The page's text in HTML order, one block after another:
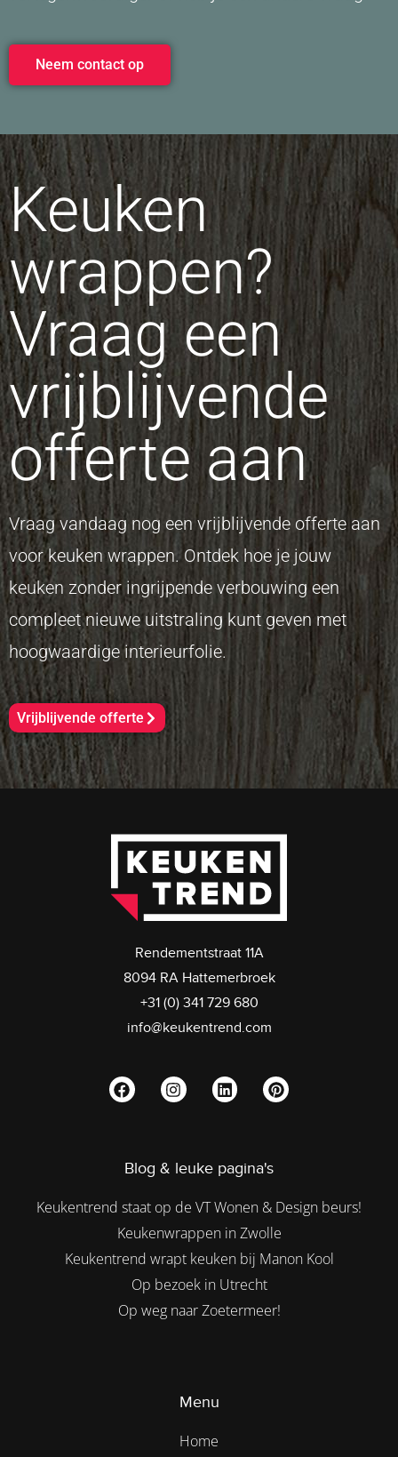
Neem contact op
Keuken
wrappen?
Vraag een
vrijblijvende
offerte aan
Vraag vandaag nog een vrijblijvende offerte aan
voor keuken wrappen. Ontdek hoe je jouw
keuken zonder ingrijpende verbouwing een
compleet nieuwe uitstraling kunt geven met
hoogwaardige interieurfolie.
Vrijblijvende offerte
Rendementstraat 11A
8094 RA Hattemerbroek
+31 (0) 341 729 680
info@keukentrend.com
Blog & leuke pagina's
Keukentrend staat op de VT Wonen & Design beurs!
Keukenwrappen in Zwolle
Keukentrend wrapt keuken bij Manon Kool
Op bezoek in Utrecht
Op weg naar Zoetermeer!
Menu
Home